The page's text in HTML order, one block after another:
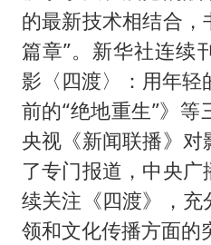
的最新技术相结合
篇章”。新华社连续
影〈四渡〉：用年轻
前的“绝地重生”》等
央视《新闻联播》
了专门报道，中央
续关注《四渡》，充
领和文化传播方面的